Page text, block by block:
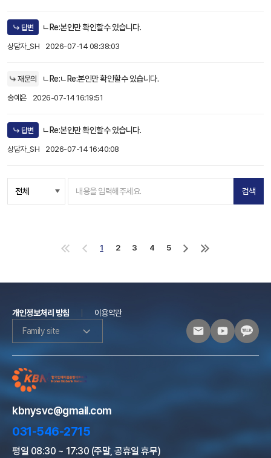
답변 ㄴRe:본인만 확인할수 있습니다.
상담자_SH 2026-07-14 08:38:03
재문의 ㄴRe:ㄴRe:본인만 확인할수 있습니다.
송예은 2026-07-14 16:19:51
답변 ㄴRe:본인만 확인할수 있습니다.
상담자_SH 2026-07-14 16:40:08
검색
으
으
1 2 3 4
5
으
막
개인정보처리 방침
이용약관
Family site
kbnysvc@gmail.com
031-546-2715
평일 08:30 ~ 17:30 (주말, 공휴일 휴무)